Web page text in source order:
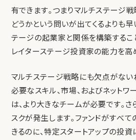
有できます。つまりマルチステージ
どうかという問いが出てくるよりも
テージの起業家と関係を構築するこ
レイターステージ投資家の能力を高
マルチステージ戦略にも欠点がない
必要なスキル、市場、およびネットワ
は、より大きなチームが必要です。さ
スクが発生します。ファンドがすべ
きるのに、特定スタートアップの投